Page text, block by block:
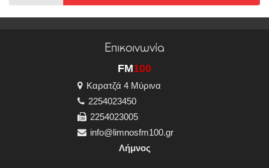
Επικοινωνία
FM100
Καρατζά 4 Μύρινα
2254023450
2254023005
info@limnosfm100.gr
Λήμνος